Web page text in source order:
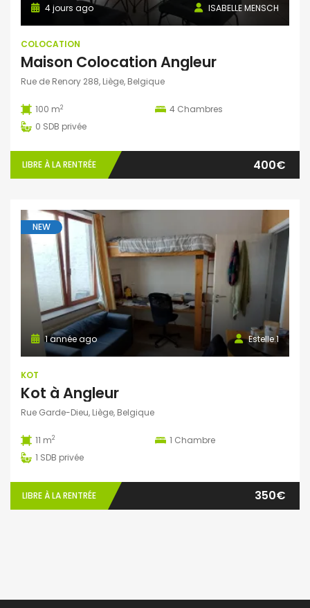
ISABELLE MENSCH
4 jours ago
COLOCATION
Maison Colocation Angleur
Rue de Renory 288, Liège, Belgique
100 m2 4 Chambres
0 SDB privée
LIBRE À LA RENTRÉE 400€
NEW
Estelle.1
1 année ago
KOT
Kot à Angleur
Rue Garde-Dieu, Liège, Belgique
11 m2 1 Chambre
1 SDB privée
LIBRE À LA RENTRÉE 350€